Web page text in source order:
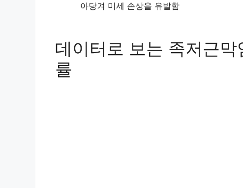
아당겨 미세 손상을 유발함
데이터로 보는 족저근
률